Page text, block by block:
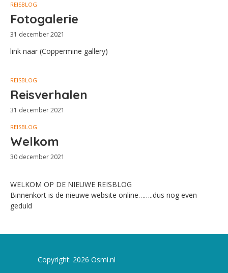
REISBLOG
Fotogalerie
31 december 2021
link naar (Coppermine gallery)
REISBLOG
Reisverhalen
31 december 2021
REISBLOG
Welkom
30 december 2021
WELKOM OP DE NIEUWE REISBLOG
Binnenkort is de nieuwe website online……..dus nog even
geduld
Copyright: 2026 Osmi.nl